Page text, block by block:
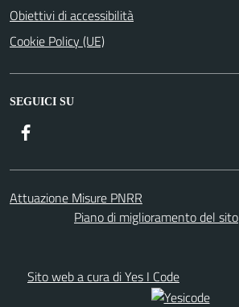
Obiettivi di accessibilità
Cookie Policy (UE)
SEGUICI SU
Attuazione Misure PNRR
Piano di miglioramento del sito
Sito web a cura di Yes I Code